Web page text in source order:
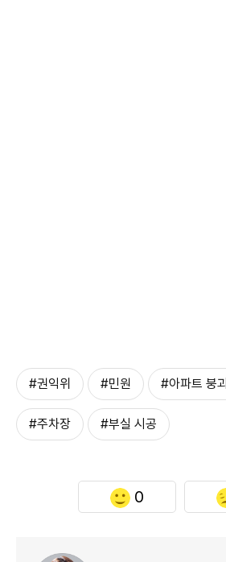
#권익위 #민원 #아파트 붕괴
#주차장 #부실 시공
0